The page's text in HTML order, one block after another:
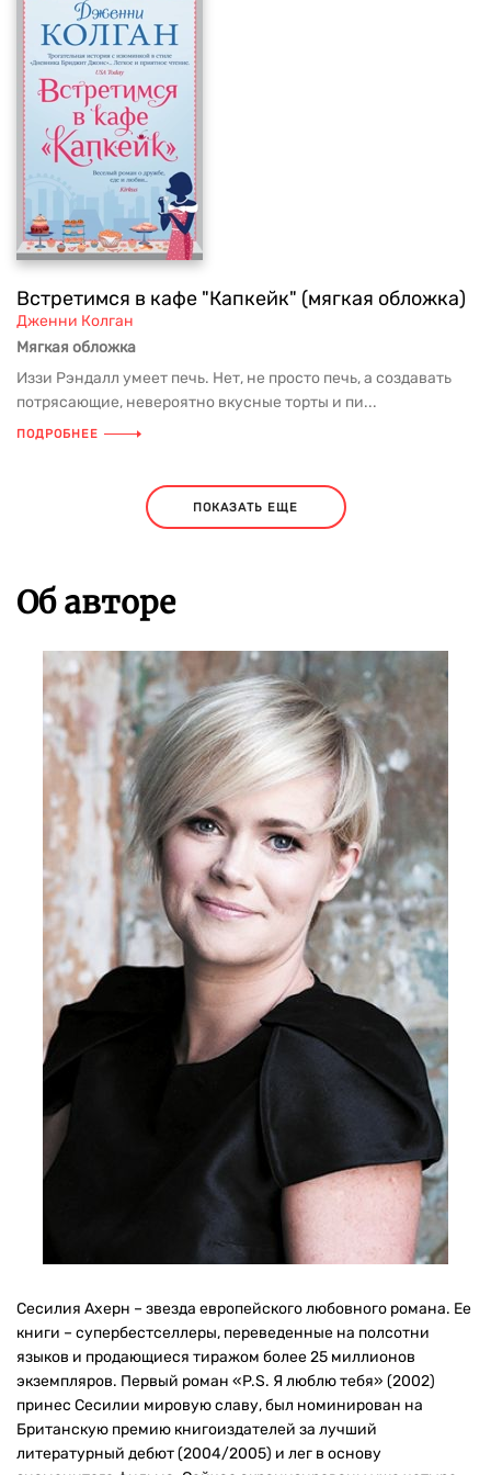
Встретимся в кафе "Капкейк" (мягкая обложка)
Дженни Колган
Мягкая обложка
Иззи Рэндалл умеет печь. Нет, не просто печь, а создавать
потрясающие, невероятно вкусные торты и пи...
ПОДРОБНЕЕ
ПОКАЗАТЬ ЕЩЕ
Об авторе
Сесилия Ахерн – звезда европейского любовного романа. Ее
книги – супербестселлеры, переведенные на полсотни
языков и продающиеся тиражом более 25 миллионов
экземпляров. Первый роман «P.S. Я люблю тебя» (2002)
принес Сесилии мировую славу, был номинирован на
Британскую премию книгоиздателей за лучший
литературный дебют (2004/2005) и лег в основу